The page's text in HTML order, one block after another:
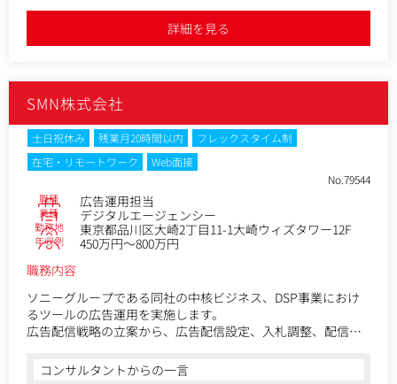
切なタイミングでの上長との1on1や、所属チームでの日次/週
次ミーティングを設けるなどし、業務面でのサポートをおこ
ないます。
業グロースのためのあらゆる手立てを投下しますが、その推
進者としての役割を期待します。
進・立案した戦略および戦術を遂行するため、関係部署を巻
き込んだ施策の実行
・オンライン/オフラインイベントの企画および結果の振返り
をとおしたPDCA
・ディスプレイバナー、テキスト、LPなどのクリエイティブ
・マーケティング、数字分析（計画/予算・経費管理）、資料
作成（プロモーション概要資料など）
・ブランド価値向上の施策立案と実施
・週次・月次でのレポーティング
※年間の戦略に基づき、他部署チームとの連携を取りながら
各種施策の実行をお任せします。事業の創造および更なる発
展を、チームとして運営できる方をお迎えしたいと考えてい
ます。
役割の拡張性：
ツ制作に携わっていただく予定です。同社には複数のコンテンツがあ
り、横断してキャリアアップも可能です
●テレワーク自由、副業可能、フルフレックスタイム制、キャリアチ
詳細を見る
SMN株式会社
土日祝休み 残業月20時間以内
フレックスタイム制
在宅・リモートワーク
Web面接
No.79544
職種 広告運用担当
業種 デジタルエージェンシー
勤務地 東京都品川区大崎2丁目11-1大崎ウィズタワー12F
年収例
450万円～800万円
職務内容
ソニーグループである同社の中核ビジネス、DSP事業におけ
るツールの広告運用を実施します。
広告配信戦略の立案から、広告配信設定、入札調整、配信結
告運用全般を担当していただきます。
コンサルタントからの一言